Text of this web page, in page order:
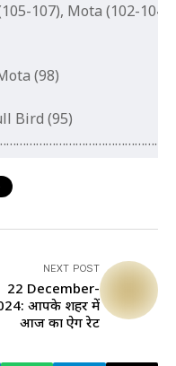
107), Mota (102-104)
(98)
Bird (95)
NEXT POST
22 December-
आपके शहर में
आज का ऐग रेट